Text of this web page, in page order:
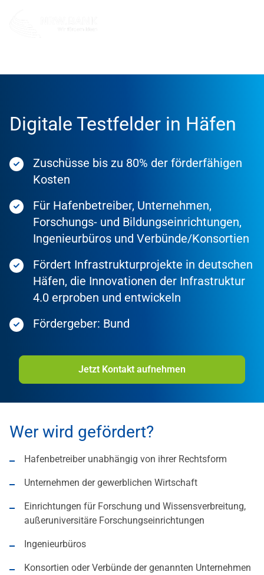
Digitale Testfelder in Häfen
Zuschüsse bis zu 80% der förderfähigen
Kosten
Für Hafenbetreiber, Unternehmen,
Forschungs- und Bildungseinrichtungen,
Ingenieurbüros und Verbünde/Konsortien
Fördert Infrastrukturprojekte in deutschen
Häfen, die Innovationen der Infrastruktur
4.0 erproben und entwickeln
Fördergeber: Bund
Jetzt Kontakt aufnehmen
Wer wird gefördert?
Hafenbetreiber unabhängig von ihrer Rechtsform
Unternehmen der gewerblichen Wirtschaft
Einrichtungen für Forschung und Wissensverbreitung,
außeruniversitäre Forschungseinrichtungen
Ingenieurbüros
Konsortien oder Verbünde der genannten Unternehmen